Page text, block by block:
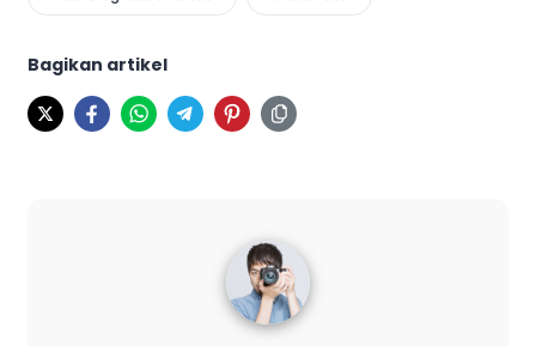
Bagikan artikel